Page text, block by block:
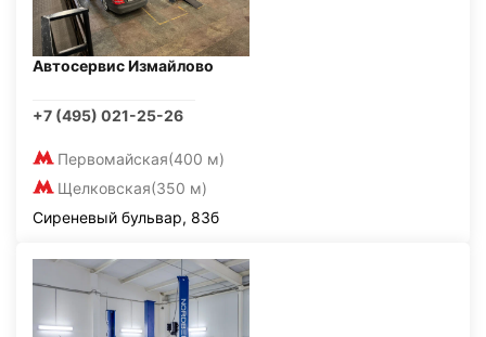
Автосервис Измайлово
+7 (495) 021-25-26
Первомайская(400 м)
Щелковская(350 м)
Сиреневый бульвар, 83б